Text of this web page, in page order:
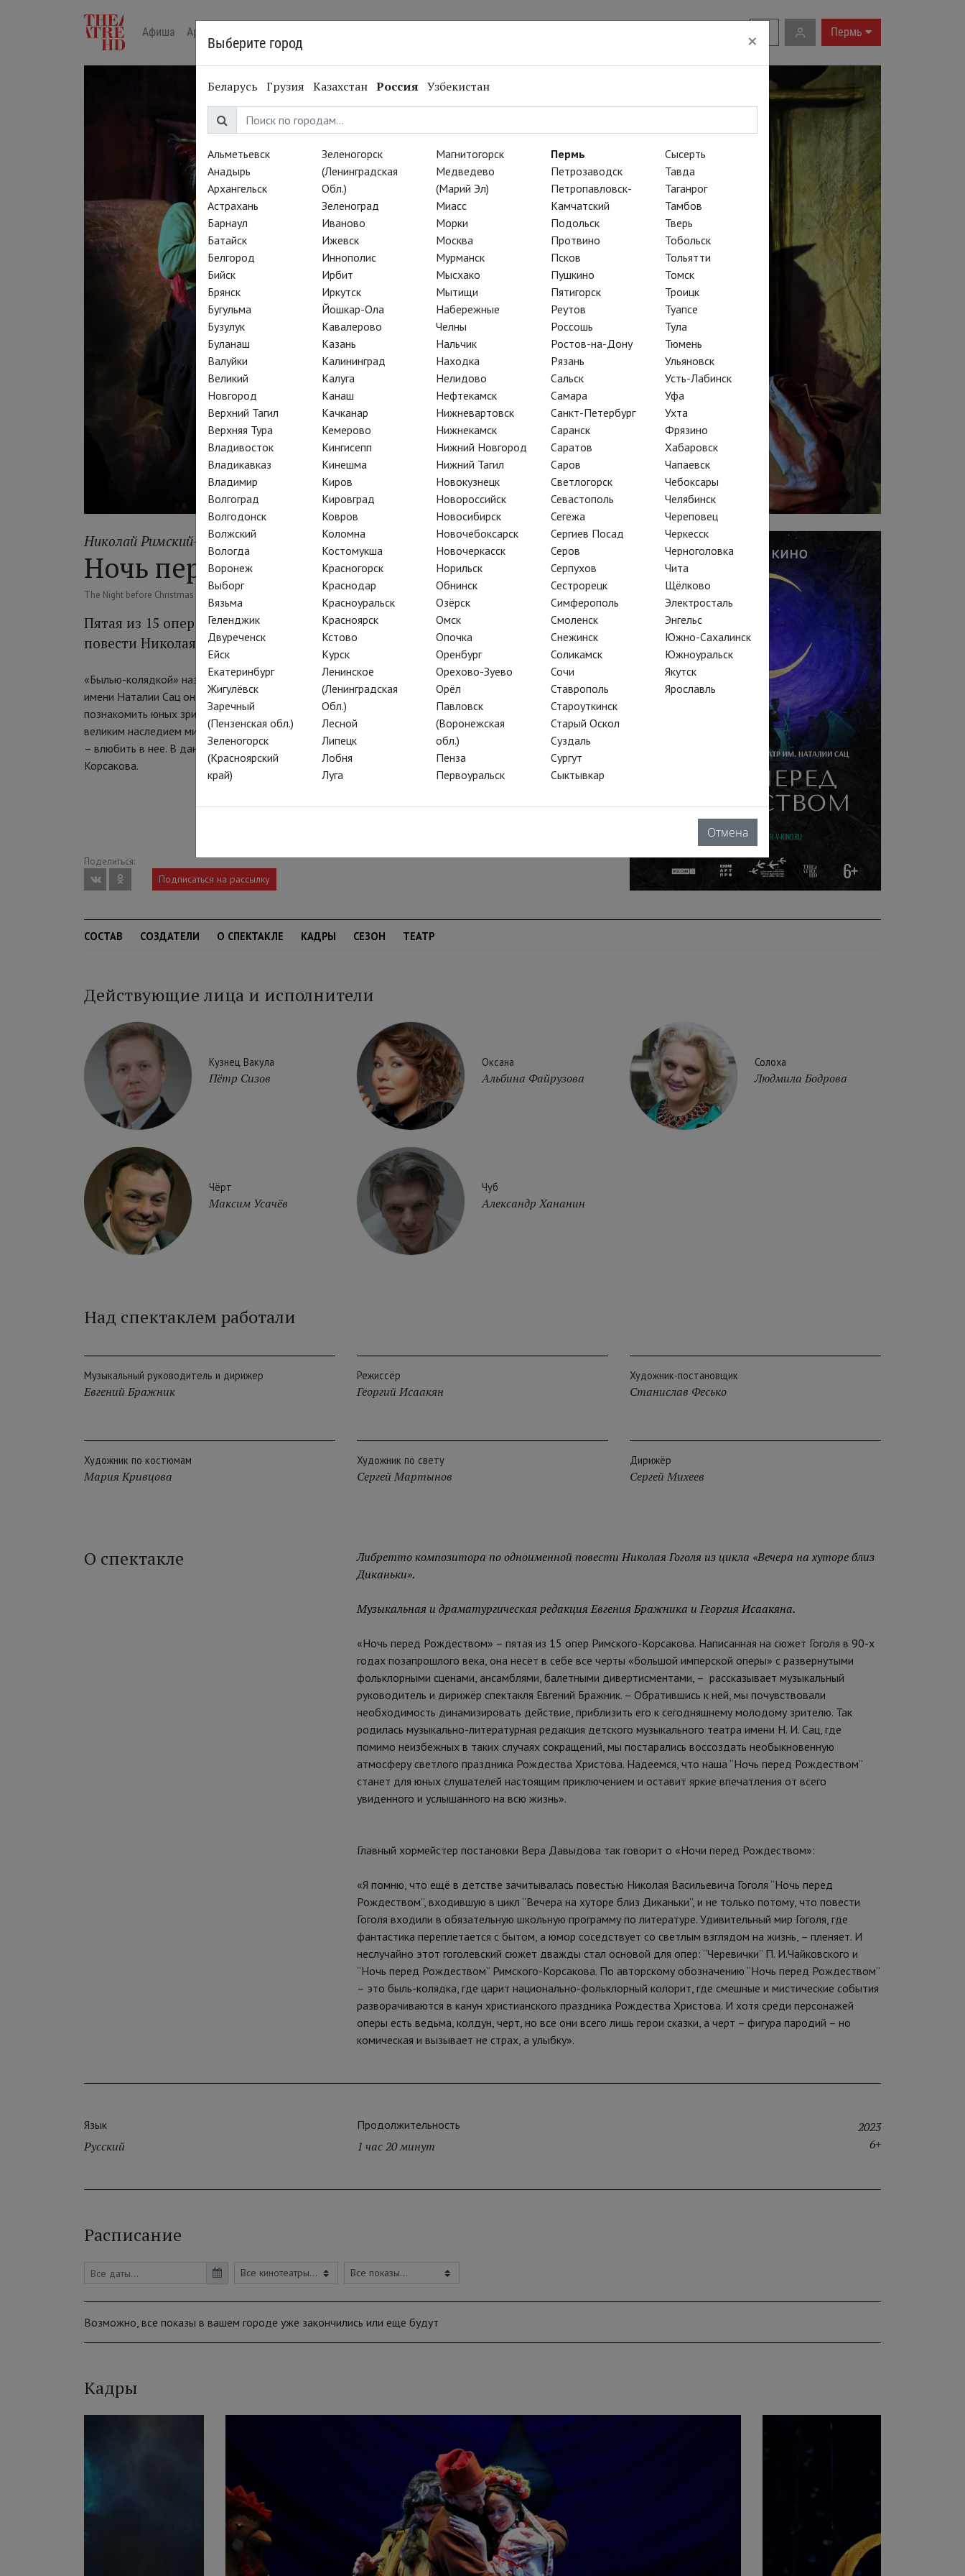
Пермь
Афиша Арт-лекторий в кино
Николай Римский-Корсаков
Ночь перед Рождеством
The Night before Christmas
Пятая из 15 опер Римского-Корсакова, написанная по одноимённой
повести Николая Гоголя из цикла «Вечера на хуторе близ Диканьки»
«Былью-колядкой» назвал композитор эту свою оперу. В Детском музыкальном театре
имени Наталии Сац она продолжает линию по созданию спектаклей, которые должны
познакомить юных зрителей со знаменитыми произведениями русской литературы и с
великим наследием мировой и отечественной оперной музыки. Не только познакомить, но
– влюбить в нее. В данном случае – в чудесную рождественскую сказку Гоголя-Римского-
Корсакова.
Поделиться:
Подписаться на рассылку
СОСТАВ СОЗДАТЕЛИ О СПЕКТАКЛЕ КАДРЫ СЕЗОН ТЕАТР
Действующие лица и исполнители
Кузнец Вакула
Пётр Сизов
Оксана
Альбина Файрузова
Солоха
Людмила Бодрова
Чёрт
Максим Усачёв
Чуб
Александр Хананин
Над спектаклем работали
Музыкальный руководитель и дирижер
Евгений Бражник
Режиссёр
Георгий Исаакян
Художник-постановщик
Станислав Фесько
Художник по костюмам
Мария Кривцова
Художник по свету
Сергей Мартынов
Дирижёр
Сергей Михеев
О спектакле
Либретто композитора по одноименной повести Николая Гоголя из цикла «Вечера на хуторе близ
Диканьки».
Музыкальная и драматургическая редакция Евгения Бражника и Георгия Исаакяна.
«Ночь перед Рождеством» – пятая из 15 опер Римского-Корсакова. Написанная на сюжет Гоголя в 90-х
годах позапрошлого века, она несёт в себе все черты «большой имперской оперы» с развернутыми
фольклорными сценами, ансамблями, балетными дивертисментами, – рассказывает музыкальный
руководитель и дирижёр спектакля Евгений Бражник. – Обратившись к ней, мы почувствовали
необходимость динамизировать действие, приблизить его к сегодняшнему молодому зрителю. Так
родилась музыкально-литературная редакция детского музыкального театра имени Н. И. Сац, где
помимо неизбежных в таких случаях сокращений, мы постарались воссоздать необыкновенную
атмосферу светлого праздника Рождества Христова. Надеемся, что наша “Ночь перед Рождеством”
станет для юных слушателей настоящим приключением и оставит яркие впечатления от всего
увиденного и услышанного на всю жизнь».
Главный хормейстер постановки Вера Давыдова так говорит о «Ночи перед Рождеством»:
«Я помню, что ещё в детстве зачитывалась повестью Николая Васильевича Гоголя “Ночь перед
Рождеством”, входившую в цикл “Вечера на хуторе близ Диканьки”, и не только потому, что повести
Гоголя входили в обязательную школьную программу по литературе. Удивительный мир Гоголя, где
фантастика переплетается с бытом, а юмор соседствует со светлым взглядом на жизнь, – пленяет. И
неслучайно этот гоголевский сюжет дважды стал основой для опер: “Черевички” П. И.Чайковского и
“Ночь перед Рождеством” Римского-Корсакова. По авторскому обозначению “Ночь перед Рождеством”
– это быль-колядка, где царит национально-фольклорный колорит, где смешные и мистические события
разворачиваются в канун христианского праздника Рождества Христова. И хотя среди персонажей
оперы есть ведьма, колдун, черт, но все они всего лишь герои сказки, а черт – фигура пародий – но
комическая и вызывает не страх, а улыбку».
Язык
Русский
Продолжительность
1 час 20 минут
2023
6+
Расписание
Возможно, все показы в вашем городе уже закончились или еще будут
Кадры
Выберите город ×
Беларусь Грузия Казахстан Россия Узбекистан
Альметьевск
Анадырь
Архангельск
Астрахань
Барнаул
Батайск
Белгород
Бийск
Брянск
Бугульма
Бузулук
Буланаш
Валуйки
Великий
Новгород
Верхний Тагил
Верхняя Тура
Владивосток
Владикавказ
Владимир
Волгоград
Волгодонск
Волжский
Вологда
Воронеж
Выборг
Вязьма
Геленджик
Двуреченск
Ейск
Екатеринбург
Жигулёвск
Заречный
(Пензенская обл.)
Зеленогорск
(Красноярский
край)
Зеленогорск
(Ленинградская
Обл.)
Зеленоград
Иваново
Ижевск
Иннополис
Ирбит
Иркутск
Йошкар-Ола
Кавалерово
Казань
Калининград
Калуга
Канаш
Качканар
Кемерово
Кингисепп
Кинешма
Киров
Кировград
Ковров
Коломна
Костомукша
Красногорск
Краснодар
Красноуральск
Красноярск
Кстово
Курск
Ленинское
(Ленинградская
Обл.)
Лесной
Липецк
Лобня
Луга
Магнитогорск
Медведево
(Марий Эл)
Миасс
Морки
Москва
Мурманск
Мысхако
Мытищи
Набережные
Челны
Нальчик
Находка
Нелидово
Нефтекамск
Нижневартовск
Нижнекамск
Нижний Новгород
Нижний Тагил
Новокузнецк
Новороссийск
Новосибирск
Новочебоксарск
Новочеркасск
Норильск
Обнинск
Озёрск
Омск
Опочка
Оренбург
Орехово-Зуево
Орёл
Павловск
(Воронежская
обл.)
Пенза
Первоуральск
Пермь
Петрозаводск
Петропавловск-
Камчатский
Подольск
Протвино
Псков
Пушкино
Пятигорск
Реутов
Россошь
Ростов-на-Дону
Рязань
Сальск
Самара
Санкт-Петербург
Саранск
Саратов
Саров
Светлогорск
Севастополь
Сегежа
Сергиев Посад
Серов
Серпухов
Сестрорецк
Симферополь
Смоленск
Снежинск
Соликамск
Сочи
Ставрополь
Староуткинск
Старый Оскол
Суздаль
Сургут
Сыктывкар
Сысерть
Тавда
Таганрог
Тамбов
Тверь
Тобольск
Тольятти
Томск
Троицк
Туапсе
Тула
Тюмень
Ульяновск
Усть-Лабинск
Уфа
Ухта
Фрязино
Хабаровск
Чапаевск
Чебоксары
Челябинск
Череповец
Черкесск
Черноголовка
Чита
Щёлково
Электросталь
Энгельс
Южно-Сахалинск
Южноуральск
Якутск
Ярославль
Отмена